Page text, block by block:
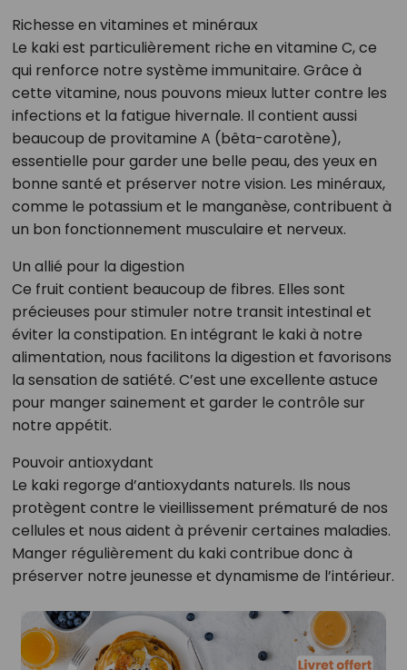
Richesse en vitamines et minéraux
Le kaki est particulièrement riche en vitamine C, ce
qui renforce notre système immunitaire. Grâce à
cette vitamine, nous pouvons mieux lutter contre les
infections et la fatigue hivernale. Il contient aussi
beaucoup de provitamine A (bêta-carotène),
essentielle pour garder une belle peau, des yeux en
bonne santé et préserver notre vision. Les minéraux,
comme le potassium et le manganèse, contribuent à
un bon fonctionnement musculaire et nerveux.
Un allié pour la digestion
Ce fruit contient beaucoup de fibres. Elles sont
précieuses pour stimuler notre transit intestinal et
éviter la constipation. En intégrant le kaki à notre
alimentation, nous facilitons la digestion et favorisons
la sensation de satiété. C’est une excellente astuce
pour manger sainement et garder le contrôle sur
notre appétit.
Pouvoir antioxydant
Le kaki regorge d’antioxydants naturels. Ils nous
protègent contre le vieillissement prématuré de nos
cellules et nous aident à prévenir certaines maladies.
Manger régulièrement du kaki contribue donc à
préserver notre jeunesse et dynamisme de l’intérieur.